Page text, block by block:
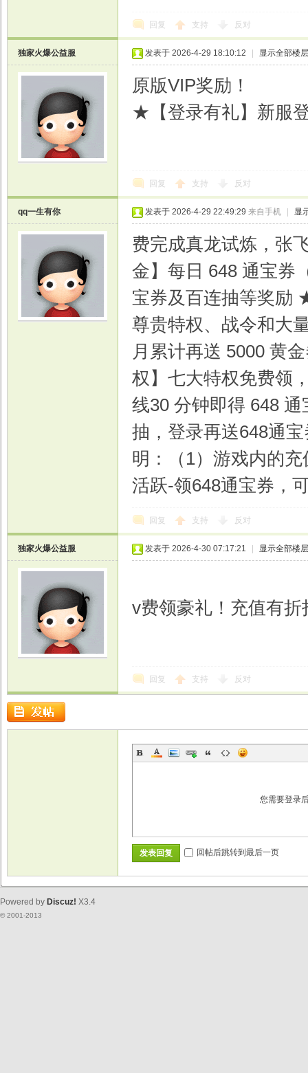
回复 支持 反对
独家火爆公益服 发表于 2026-4-29 18:10:12 显示全部楼层
原版VIP奖励！
★【登录有礼】新服
回复 支持 反对
qq一生有你 发表于 2026-4-29 22:49:29 来自手机 显
费完成真龙试炼，张
金】每日 648 通宝券
宝券及百连抽等奖励
尊贵特权、战令和大
月累计再送 5000 黄
权】七大特权免费领
线30 分钟即得 648
抽，登录再送648通
明：（1）游戏内的
活跃-领648通宝券，
回复 支持 反对
独家火爆公益服 发表于 2026-4-30 07:17:21 显示全部楼层
v费领豪礼！充值有
回复 支持 反对
您需要登录
发表回复 回帖后跳转到最后一页
Powered by Discuz! X3.4
© 2001-2013